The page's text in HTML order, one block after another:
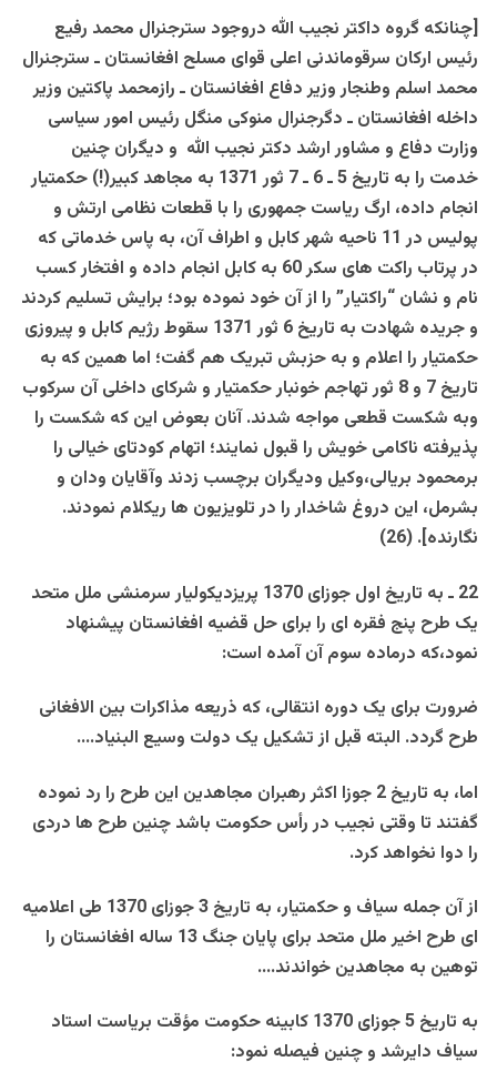
[چنانکه گروه داکتر نجيب الله دروجود سترجنرال محمد رفيع
رئيس ارکان سرقوماندنی اعلی قوای مسلح افغانستان ـ سترجنرال
محمد اسلم وطنجار وزير دفاع افغانستان ـ رازمحمد پاکتين وزير
داخله افغانستان ـ دگرجنرال منوکی منگل رئيس امور سياسی
وزارت دفاع و مشاور ارشد دکتر نجيب الله و ديگران چنين
خدمت را به تاريخ 5 ـ 6 ـ 7 ثور 1371 به مجاهد کبير(!) حکمتيار
انجام داده، ارگ رياست جمهوری را با قطعات نظامی ارتش و
پوليس در 11 ناحيه شهر کابل و اطراف آن، به پاس خدماتی که
در پرتاب راکت های سکر 60 به کابل انجام داده و افتخار کسب
نام و نشان “راکتيار” را از آن خود نموده بود؛ برايش تسليم کردند
و جريده شهادت به تاريخ 6 ثور 1371 سقوط رژيم کابل و پيروزی
حکمتيار را اعلام و به حزبش تبريک هم گفت؛ اما همين که به
تاريخ 7 و 8 ثور تهاجم خونبار حکمتيار و شرکای داخلی آن سرکوب
وبه شکست قطعی مواجه شدند. آنان بعوض اين که شکست را
پذيرفته ناکامی خويش را قبول نمايند؛ اتهام کودتای خيالی را
برمحمود بريالی،وکيل وديگران برچسب زدند وآقايان ودان و
بشرمل، اين دروغ شاخدار را در تلويزيون ها ريکلام نمودند.
نگارنده]. (26)
22 ـ به تاريخ اول جوزای 1370 پريزديکوليار سرمنشی ملل متحد
يک طرح پنج فقره ای را برای حل قضيه افغانستان پيشنهاد
نمود،که درماده سوم آن آمده است:
ضرورت برای يک دوره انتقالی، که ذريعه مذاکرات بين الافغانی
طرح گردد. البته قبل از تشکيل يک دولت وسيع البنياد….
اما، به تاريخ 2 جوزا اکثر رهبران مجاهدين اين طرح را رد نموده
گفتند تا وقتی نجيب در رأس حکومت باشد چنين طرح ها دردی
را دوا نخواهد کرد.
از آن جمله سياف و حکمتيار، به تاريخ 3 جوزای 1370 طی اعلاميه
ای طرح اخير ملل متحد برای پايان جنگ 13 ساله افغانستان را
توهين به مجاهدين خواندند….
به تاريخ 5 جوزای 1370 کابينه حکومت مؤقت برياست استاد
سياف دايرشد و چنين فيصله نمود: